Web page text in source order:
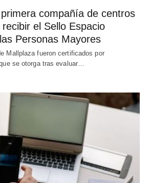
compañía de centros
el Sello Espacio
Personas Mayores
Mallplaza fueron certificados por
se otorga tras evaluar…